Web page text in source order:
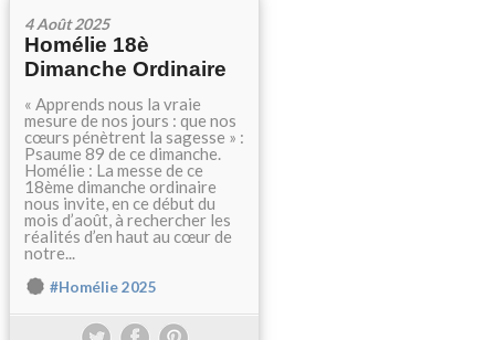
4 Août 2025
Homélie 18è
Dimanche Ordinaire
« Apprends nous la vraie
mesure de nos jours : que nos
cœurs pénètrent la sagesse » :
Psaume 89 de ce dimanche.
Homélie : La messe de ce
18ème dimanche ordinaire
nous invite, en ce début du
mois d’août, à rechercher les
réalités d’en haut au cœur de
notre...
#Homélie 2025